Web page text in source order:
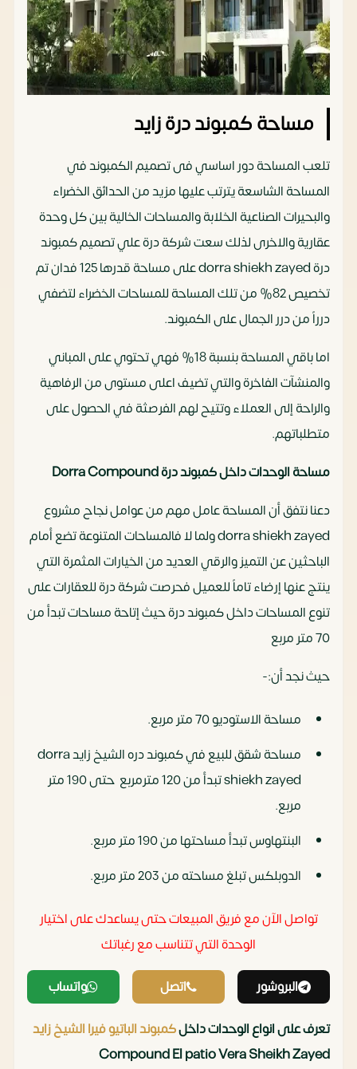
مساحة كمبوند درة زايد
تلعب المساحة دور اساسي فى تصميم الكمبوند في
المساحة الشاسعة يترتب عليها مزيد من الحدائق الخضراء
والبحيرات الصناعية الخلابة والمساحات الخالية بين كل وحدة
عقارية والاخرى لذلك سعت شركة درة علي تصميم كمبوند
درة dorra shiekh zayed على مساحة قدرها 125 فدان تم
تخصيص 82% من تلك المساحة للمساحات الخضراء لتضفي
درراً من درر الجمال على الكمبوند.
اما باقي المساحة بنسبة 18% فهي تحتوي على المباني
والمنشآت الفاخرة والتي تضيف اعلى مستوى من الرفاهية
والراحة إلى العملاء وتتيح لهم الفرصثة في الحصول على
متطلباتهم.
مساحة الوحدات داخل كمبوند درةDorra Compound
دعنا نتفق أن المساحة عامل مهم من عوامل نجاح مشروع
dorra shiekh zayed ولما لا فالمساحات المتنوعة تضع أمام
الباحثين عن التميز والرقي العديد من الخيارات المثمرة التي
ينتج عنها إرضاء تاماً للعميل فحرصت شركة درة للعقارات على
تنوع المساحات داخل كمبوند درة حيث إتاحة مساحات تبدأ من
70 متر مربع
حيث نجد أن:-
مساحة الاستوديو 70 متر مربع.
مساحة شقق للبيع في كمبوند دره الشيخ زايد dorra
shiekh zayed تبدأ من 120 مترمربع حتى 190 متر
مربع.
البنتهاوس تبدأ مساحتها من 190 متر مربع.
الدوبلكس تبلغ مساحته من 203 متر مربع.
تواصل الآن مع فريق المبيعات حتى يساعدك على اختيار
الوحدة التي تتناسب مع رغباتك
البروشور اتصل واتساب
تعرف على انواع الوحدات داخلكمبوند الباتيو فيرا الشيخ زايد
Compound El patio Vera Sheikh Zayed